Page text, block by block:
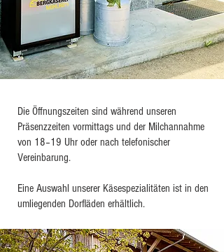
Die Öffnungszeiten sind während unseren
Präsenzzeiten vormittags und der Milchannahme
von 18–19 Uhr oder nach telefonischer
Vereinbarung.
Eine Auswahl unserer Käsespezialitäten ist in den
umliegenden Dorfläden erhältlich.